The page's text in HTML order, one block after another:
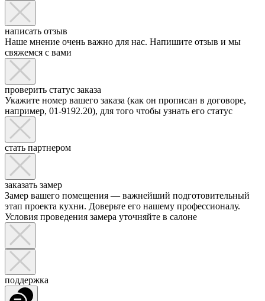
написать отзыв
Наше мнение очень важно для нас. Напишите отзыв и мы
свяжемся с вами
проверить статус заказа
Укажите номер вашего заказа (как он прописан в договоре,
например, 01-9192.20), для того чтобы узнать его статус
стать партнером
заказать замер
Замер вашего помещения — важнейший подготовительный
этап проекта кухни. Доверьте его нашему профессионалу.
Условия проведения замера уточняйте в салоне
поддержка